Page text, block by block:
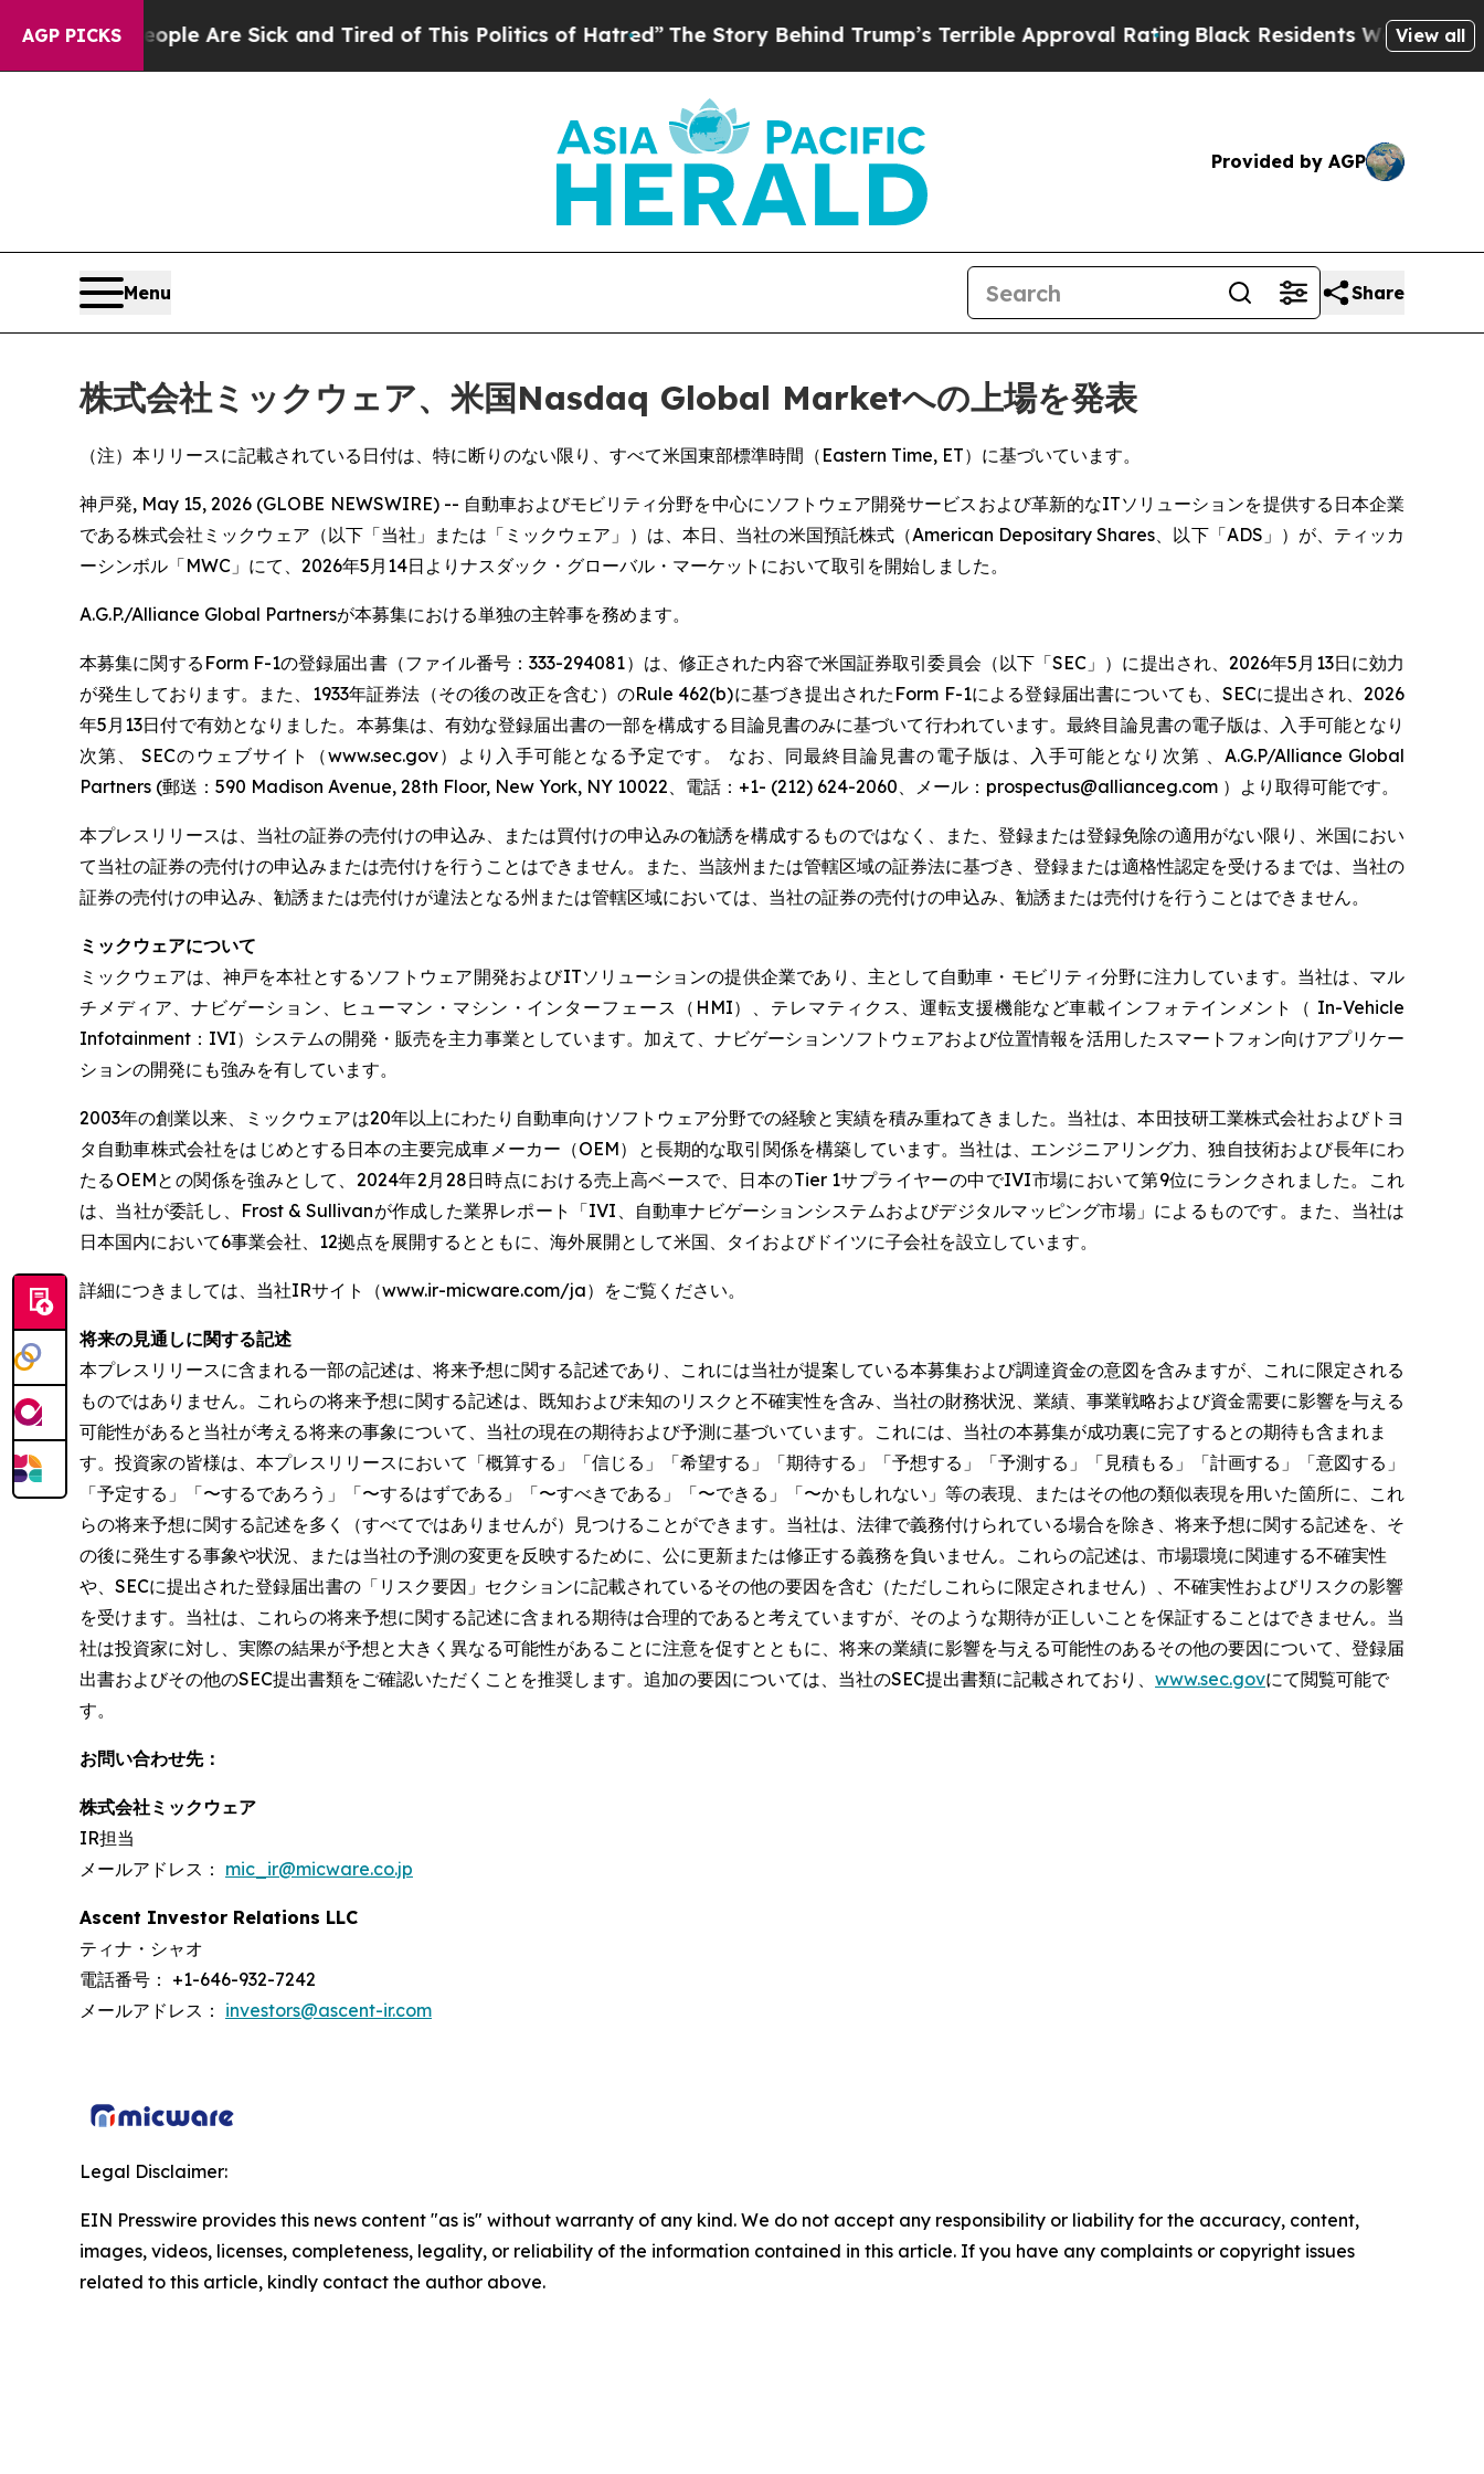
AGP PICKS
“People Are Sick and Tired of This Politics of Hatred” The Story Behind Trump’s Terrible Approval RatingBlack Residents Warned of Abusive
View all
Provided by AGP
Menu Share
株式会社ミックウェア、米国Nasdaq Global Marketへの上場を発表
（注）本リリースに記載されている日付は、特に断りのない限り、すべて米国東部標準時間（Eastern Time, ET）に基づいています。
神戸発, May 15, 2026 (GLOBE NEWSWIRE) -- 自動車およびモビリティ分野を中心にソフトウェア開発サービスおよび革新的なITソリューションを提供する日本企業
である株式会社ミックウェア（以下「当社」または「ミックウェア」）は、本日、当社の米国預託株式（American Depositary Shares、以下「ADS」）が、ティッカ
ーシンボル「MWC」にて、2026年5月14日よりナスダック・グローバル・マーケットにおいて取引を開始しました。
A.G.P./Alliance Global Partnersが本募集における単独の主幹事を務めます。
本募集に関するForm F-1の登録届出書（ファイル番号：333-294081）は、修正された内容で米国証券取引委員会（以下「SEC」）に提出され、2026年5月13日に効力
が発生しております。また、1933年証券法（その後の改正を含む）のRule 462(b)に基づき提出されたForm F-1による登録届出書についても、SECに提出され、2026
年5月13日付で有効となりました。本募集は、有効な登録届出書の一部を構成する目論見書のみに基づいて行われています。最終目論見書の電子版は、入手可能となり
次第、 SECのウェブサイト（www.sec.gov）より入手可能となる予定です。 なお、同最終目論見書の電子版は、入手可能となり次第 、A.G.P/Alliance Global
Partners (郵送：590 Madison Avenue, 28th Floor, New York, NY 10022、電話：+1- (212) 624-2060、メール：prospectus@allianceg.com ）より取得可能です。
本プレスリリースは、当社の証券の売付けの申込み、または買付けの申込みの勧誘を構成するものではなく、また、登録または登録免除の適用がない限り、米国におい
て当社の証券の売付けの申込みまたは売付けを行うことはできません。また、当該州または管轄区域の証券法に基づき、登録または適格性認定を受けるまでは、当社の
証券の売付けの申込み、勧誘または売付けが違法となる州または管轄区域においては、当社の証券の売付けの申込み、勧誘または売付けを行うことはできません。
ミックウェアについて
ミックウェアは、神戸を本社とするソフトウェア開発およびITソリューションの提供企業であり、主として自動車・モビリティ分野に注力しています。当社は、マル
チメディア、ナビゲーション、ヒューマン・マシン・インターフェース（HMI）、テレマティクス、運転支援機能など車載インフォテインメント（ In-Vehicle
Infotainment：IVI）システムの開発・販売を主力事業としています。加えて、ナビゲーションソフトウェアおよび位置情報を活用したスマートフォン向けアプリケー
ションの開発にも強みを有しています。
2003年の創業以来、ミックウェアは20年以上にわたり自動車向けソフトウェア分野での経験と実績を積み重ねてきました。当社は、本田技研工業株式会社およびトヨ
タ自動車株式会社をはじめとする日本の主要完成車メーカー（OEM）と長期的な取引関係を構築しています。当社は、エンジニアリング力、独自技術および長年にわ
たるOEMとの関係を強みとして、2024年2月28日時点における売上高ベースで、日本のTier 1サプライヤーの中でIVI市場において第9位にランクされました。これ
は、当社が委託し、Frost & Sullivanが作成した業界レポート「IVI、自動車ナビゲーションシステムおよびデジタルマッピング市場」によるものです。また、当社は
日本国内において6事業会社、12拠点を展開するとともに、海外展開として米国、タイおよびドイツに子会社を設立しています。
詳細につきましては、当社IRサイト（www.ir-micware.com/ja）をご覧ください。
将来の見通しに関する記述
本プレスリリースに含まれる一部の記述は、将来予想に関する記述であり、これには当社が提案している本募集および調達資金の意図を含みますが、これに限定される
ものではありません。これらの将来予想に関する記述は、既知および未知のリスクと不確実性を含み、当社の財務状況、業績、事業戦略および資金需要に影響を与える
可能性があると当社が考える将来の事象について、当社の現在の期待および予測に基づいています。これには、当社の本募集が成功裏に完了するとの期待も含まれま
す。投資家の皆様は、本プレスリリースにおいて「概算する」「信じる」「希望する」「期待する」「予想する」「予測する」「見積もる」「計画する」「意図する」
「予定する」「〜するであろう」「〜するはずである」「〜すべきである」「〜できる」「〜かもしれない」等の表現、またはその他の類似表現を用いた箇所に、これ
らの将来予想に関する記述を多く（すべてではありませんが）見つけることができます。当社は、法律で義務付けられている場合を除き、将来予想に関する記述を、そ
の後に発生する事象や状況、または当社の予測の変更を反映するために、公に更新または修正する義務を負いません。これらの記述は、市場環境に関連する不確実性
や、SECに提出された登録届出書の「リスク要因」セクションに記載されているその他の要因を含む（ただしこれらに限定されません）、不確実性およびリスクの影響
を受けます。当社は、これらの将来予想に関する記述に含まれる期待は合理的であると考えていますが、そのような期待が正しいことを保証することはできません。当
社は投資家に対し、実際の結果が予想と大きく異なる可能性があることに注意を促すとともに、将来の業績に影響を与える可能性のあるその他の要因について、登録届
出書およびその他のSEC提出書類をご確認いただくことを推奨します。追加の要因については、当社のSEC提出書類に記載されており、 www.sec.govにて閲覧可能で
す。
お問い合わせ先：
株式会社ミックウェア
IR担当
メールアドレス： mic_ir@micware.co.jp
Ascent Investor Relations LLC
ティナ・シャオ
電話番号： +1-646-932-7242
メールアドレス： investors@ascent-ir.com
Legal Disclaimer:
EIN Presswire provides this news content "as is" without warranty of any kind. We do not accept any responsibility or liability for the accuracy, content,
images, videos, licenses, completeness, legality, or reliability of the information contained in this article. If you have any complaints or copyright issues
related to this article, kindly contact the author above.